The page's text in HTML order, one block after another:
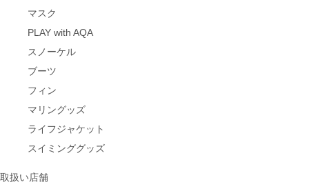
マスク
PLAY with AQA
スノーケル
ブーツ
フィン
マリングッズ
ライフジャケット
スイミンググッズ
取扱い店舗